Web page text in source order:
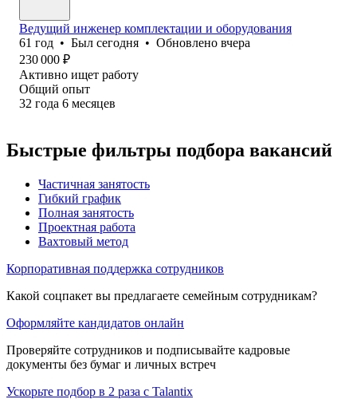
Ведущий инженер комплектации и оборудования
61 год • Был сегодня • Обновлено вчера
230 000 ₽
Активно ищет работу
Общий опыт
32 года 6 месяцев
Быстрые фильтры подбора вакансий
Частичная занятость
Гибкий график
Полная занятость
Проектная работа
Вахтовый метод
Корпоративная поддержка сотрудников
Какой соцпакет вы предлагаете семейным сотрудникам?
Оформляйте кандидатов онлайн
Проверяйте сотрудников и подписывайте кадровые
документы без бумаг и личных встреч
Ускорьте подбор в 2 раза с Talantix